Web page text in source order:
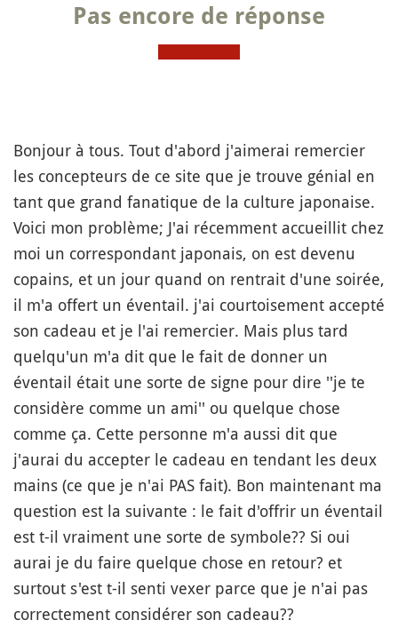
Pas encore de réponse
Bonjour à tous. Tout d'abord j'aimerai remercier
les concepteurs de ce site que je trouve génial en
tant que grand fanatique de la culture japonaise.
Voici mon problème; J'ai récemment accueillit chez
moi un correspondant japonais, on est devenu
copains, et un jour quand on rentrait d'une soirée,
il m'a offert un éventail. j'ai courtoisement accepté
son cadeau et je l'ai remercier. Mais plus tard
quelqu'un m'a dit que le fait de donner un
éventail était une sorte de signe pour dire ''je te
considère comme un ami'' ou quelque chose
comme ça. Cette personne m'a aussi dit que
j'aurai du accepter le cadeau en tendant les deux
mains (ce que je n'ai PAS fait). Bon maintenant ma
question est la suivante : le fait d'offrir un éventail
est t-il vraiment une sorte de symbole?? Si oui
aurai je du faire quelque chose en retour? et
surtout s'est t-il senti vexer parce que je n'ai pas
correctement considérer son cadeau??